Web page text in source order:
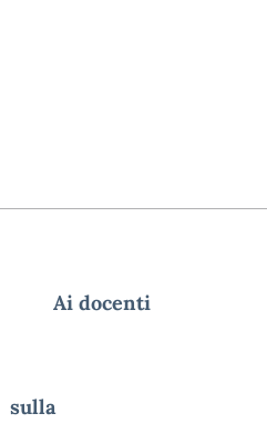
Ai docenti
sulla